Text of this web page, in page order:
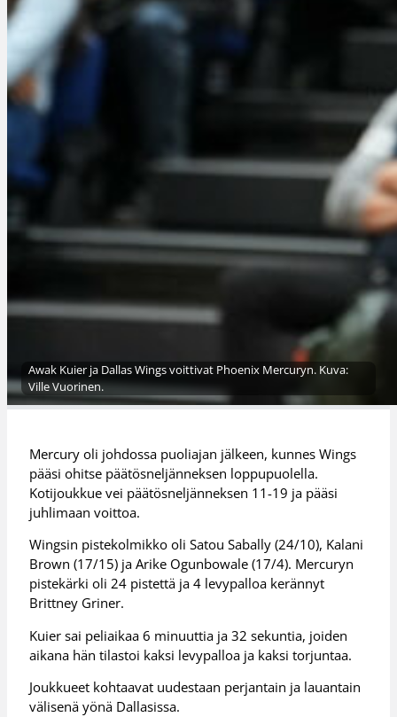
Awak Kuier ja Dallas Wings voittivat Phoenix Mercuryn. Kuva:
Ville Vuorinen.
Mercury oli johdossa puoliajan jälkeen, kunnes Wings
pääsi ohitse päätösneljänneksen loppupuolella.
Kotijoukkue vei päätösneljänneksen 11-19 ja pääsi
juhlimaan voittoa.
Wingsin pistekolmikko oli Satou Sabally (24/10), Kalani
Brown (17/15) ja Arike Ogunbowale (17/4). Mercuryn
pistekärki oli 24 pistettä ja 4 levypalloa kerännyt
Brittney Griner.
Kuier sai peliaikaa 6 minuuttia ja 32 sekuntia, joiden
aikana hän tilastoi kaksi levypalloa ja kaksi torjuntaa.
Joukkueet kohtaavat uudestaan perjantain ja lauantain
välisenä yönä Dallasissa.